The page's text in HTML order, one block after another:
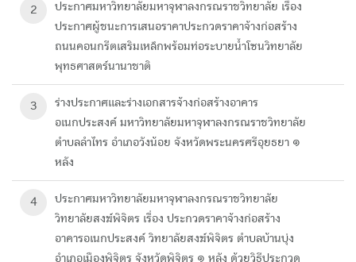
2
ประกาศมหาวิทยาลัยมหาจุฬาลงกรณราชวิทยาลัย เรื่อง
ประกาศผู้ชนะการเสนอราคาประกวดราคาจ้างก่อสร้าง
ถนนคอนกรีตเสริมเหล็กพร้อมท่อระบายนํ้าโซนวิทยาลัย
พุทธศาสตร์นานาชาติ
3
ร่างประกาศและร่างเอกสารจ้างก่อสร้างอาคาร
อเนกประสงค์ มหาวิทยาลัยมหาจุฬาลงกรณราชวิทยาลัย
ตำบลลำไทร อำเภอวังน้อย จังหวัดพระนครศรีอุยธยา ๑
หลัง
4
ประกาศมหาวิทยาลัยมหาจุฬาลงกรณราชวิทยาลัย
วิทยาลัยสงฆ์พิจิตร เรื่อง ประกวดราคาจ้างก่อสร้าง
อาคารอเนกประสงค์ วิทยาลัยสงฆ์พิจิตร ตำบลบ้านบุ่ง
อำเภอเมืองพิจิตร จังหวัดพิจิตร ๑ หลัง ด้วยวิธีประกวด